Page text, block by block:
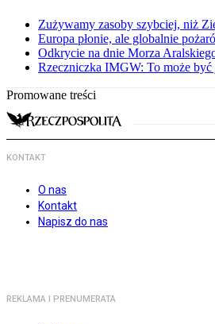
Zużywamy zasoby szybciej, niż
Europa płonie, ale globalnie
Odkrycie na dnie Morza
Rzeczniczka IMGW: To może
Promowane treści
KONTAKT
O nas
Kontakt
Napisz do nas
REKLAMA I PRENUMERATA